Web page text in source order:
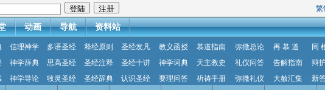
繁
动画 导航 资料站
信理神学 多语圣经 释经原则 圣经发凡 教义函授 慕道指南 弥撒总论 再 慕 道 同
神学辞典 思高圣经 圣经注释 圣经十讲 神学词典 天主教史 礼仪问答 告解指南 辩
神学导论 牧灵圣经 圣经辞典 认识圣经 要理问答 祈祷手册 弥撒礼仪 大赦汇集 新